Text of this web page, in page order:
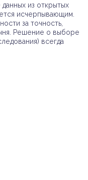
из открытых
исчерпывающим.
за точность,
Решение о выборе
всегда